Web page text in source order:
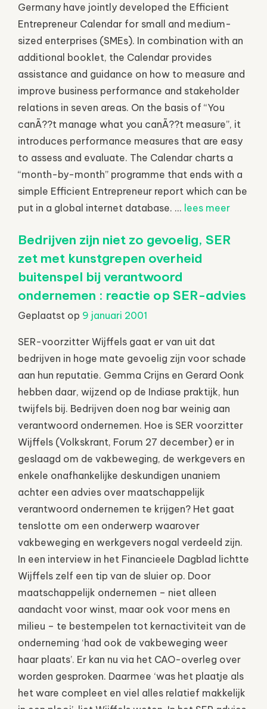
Germany have jointly developed the Efficient
Entrepreneur Calendar for small and medium-
sized enterprises (SMEs). In combination with an
additional booklet, the Calendar provides
assistance and guidance on how to measure and
improve business performance and stakeholder
relations in seven areas. On the basis of “You
canÃ??t manage what you canÃ??t measure”, it
introduces performance measures that are easy
to assess and evaluate. The Calendar charts a
“month-by-month” programme that ends with a
simple Efficient Entrepreneur report which can be
put in a global internet database. ... lees meer
Bedrijven zijn niet zo gevoelig, SER
zet met kunstgrepen overheid
buitenspel bij verantwoord
ondernemen : reactie op SER-advies
Geplaatst op 9 januari 2001
SER-voorzitter Wijffels gaat er van uit dat
bedrijven in hoge mate gevoelig zijn voor schade
aan hun reputatie. Gemma Crijns en Gerard Oonk
hebben daar, wijzend op de Indiase praktijk, hun
twijfels bij. Bedrijven doen nog bar weinig aan
verantwoord ondernemen. Hoe is SER voorzitter
Wijffels (Volkskrant, Forum 27 december) er in
geslaagd om de vakbeweging, de werkgevers en
enkele onafhankelijke deskundigen unaniem
achter een advies over maatschappelijk
verantwoord ondernemen te krijgen? Het gaat
tenslotte om een onderwerp waarover
vakbeweging en werkgevers nogal verdeeld zijn.
In een interview in het Financieele Dagblad lichtte
Wijffels zelf een tip van de sluier op. Door
maatschappelijk ondernemen – niet alleen
aandacht voor winst, maar ook voor mens en
milieu – te bestempelen tot kernactiviteit van de
onderneming ‘had ook de vakbeweging weer
haar plaats’. Er kan nu via het CAO-overleg over
worden gesproken. Daarmee ‘was het plaatje als
het ware compleet en viel alles relatief makkelijk